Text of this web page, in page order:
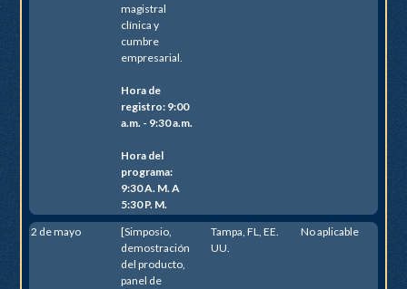
magistral
clínica y
cumbre
empresarial.
Hora de
registro: 9:00
a.m. - 9:30 a.m.
Hora del
programa:
9:30 A. M. A
5:30 P. M.
2 de mayo
[Simposio,
demostración
del producto,
panel de
Tampa, FL, EE.
UU.
No aplicable